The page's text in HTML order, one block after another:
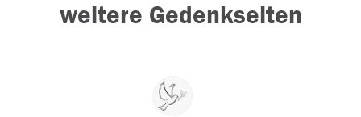
weitere Gedenkseiten